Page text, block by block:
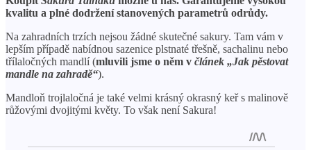
kvalitu a plné dodržení stanovených parametrů odrůdy.
Na zahradních trzích nejsou žádné skutečné sakury. Tam vám v
lepším případě nabídnou sazenice plstnaté třešně, sachalinu nebo
třílaločných mandlí (mluvili jsme o něm v článek „Jak pěstovat
mandle na zahradě“).
Mandloň trojlaločná je také velmi krásný okrasný keř s malinově
růžovými dvojitými květy. To však není Sakura!